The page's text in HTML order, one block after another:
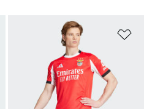
Añadir a la lista de deseos